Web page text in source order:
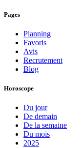
Pages
Planning
Favoris
Avis
Recrutement
Blog
Horoscope
Du jour
De demain
De la semaine
Du mois
2025